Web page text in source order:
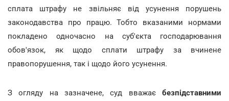
сплата штрафу не звільняє від усунення порушень
законодавства про працю. Тобто вказаними нормами
покладено одночасно на суб'єкта господарювання
обов'язок, як щодо сплати штрафу за вчинене
правопорушення, так і щодо його усунення.
З огляду на зазначене, суд вважає безпідставними